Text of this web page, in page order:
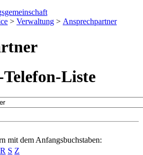
> Verwaltung > Ansprechpartner
Liste
mit dem Anfangsbuchstaben:
R S Z